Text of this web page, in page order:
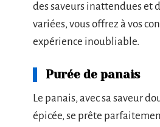
des saveurs inattendues et
variées, vous offrez à vos
expérience inoubliable.
Purée de panais
Le panais, avec sa saveur
épicée, se prête